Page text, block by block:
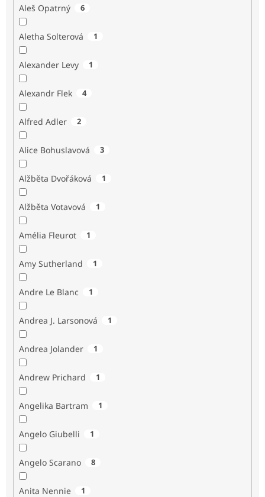
Aleš Opatrný 6
Aletha Solterová 1
Alexander Levy 1
Alexandr Flek 4
Alfred Adler 2
Alice Bohuslavová 3
Alžběta Dvořáková 1
Alžběta Votavová 1
Amélia Fleurot 1
Amy Sutherland 1
Andre Le Blanc 1
Andrea J. Larsonová 1
Andrea Jolander 1
Andrew Prichard 1
Angelika Bartram 1
Angelo Giubelli 1
Angelo Scarano 8
Anita Nennie 1